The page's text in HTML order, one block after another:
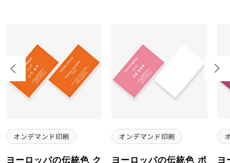
ヨーロッパの伝統色 ク
ヨーロッパの伝統色 ポ
ヨ
Previous